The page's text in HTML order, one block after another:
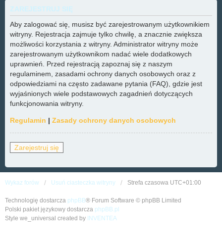
ZAREJESTRUJ SIĘ
Aby zalogować się, musisz być zarejestrowanym użytkownikiem
witryny. Rejestracja zajmuje tylko chwilę, a znacznie zwiększa
możliwości korzystania z witryny. Administrator witryny może
zarejestrowanym użytkownikom nadać wiele dodatkowych
uprawnień. Przed rejestracją zapoznaj się z naszym
regulaminem, zasadami ochrony danych osobowych oraz z
odpowiedziami na często zadawane pytania (FAQ), gdzie jest
wyjaśnionych wiele podstawowych zagadnień dotyczących
funkcjonowania witryny.
Regulamin | Zasady ochrony danych osobowych
Zarejestruj się
Wykaz forów Usuń ciasteczka witryny Strefa czasowa UTC+01:00
Technologię dostarcza phpBB® Forum Software © phpBB Limited
Polski pakiet językowy dostarcza phpBB.pl
Style we_universal created by INVENTEA